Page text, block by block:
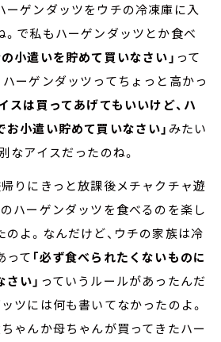
ーゲンダッツをウチの冷凍庫に入
で私もハーゲンダッツとか食べ
の小遣いを貯めて買いなさい」 って
ーゲンダッツってちょっと高かっ
スは買ってあげてもいいけど、ハ
小遣い貯めて買いなさい」 みたい
なアイスだったのね。
りにきっと放課後メチャクチャ遊
ハーゲンダッツを食べるのを楽し
よ。なんだけど、ウチの家族は冷
って 「必ず食べられたくないものに
い」 っていうルールがあったんだ
ツには何も書いてなかったのよ。
ゃんか母ちゃんが買ってきたハー